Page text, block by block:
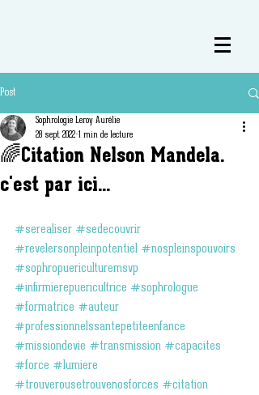
Post
🌈Citation Nelson Mandela.
c'est par ici...
Sophrologie Leroy Aurélie
28 sept. 2022 1 min de lecture
#serealiser #sedecouvrir
#revelersonpleinpotentiel #nospleinspouvoirs
#sophropuericulturemsvp
#infirmierepuericultrice #sophrologue
#formatrice #auteur
#professionnelssantepetiteenfance
#missiondevie #transmission #capacites
#force #lumiere
#trouverousetrouvenosforces #citation